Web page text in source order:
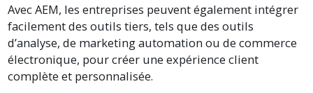
Avec AEM, les entreprises peuvent également intégrer
facilement des outils tiers, tels que des outils
d’analyse, de marketing automation ou de commerce
électronique, pour créer une expérience client
complète et personnalisée.